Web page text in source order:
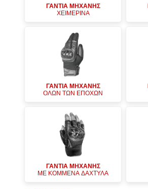
ΓΑΝΤΙΑ ΜΗΧΑΝΗΣ
ΧΕΙΜΕΡΙΝΑ
ΓΑΝΤΙΑ ΜΗΧΑΝΗΣ
ΟΛΩΝ ΤΩΝ ΕΠΟΧΩΝ
ΓΑΝΤΙΑ ΜΗΧΑΝΗΣ
ΜΕ ΚΟΜΜΕΝΑ ΔΑΧΤΥΛΑ